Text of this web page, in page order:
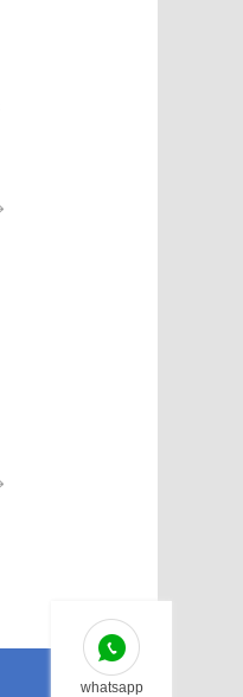
whatsapp